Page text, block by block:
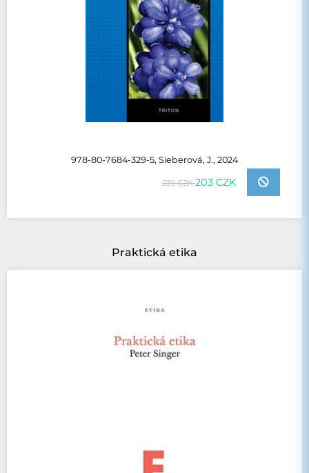
978-80-7684-329-5, Sieberová, J., 2024
239 CZK203 CZK
Praktická etika